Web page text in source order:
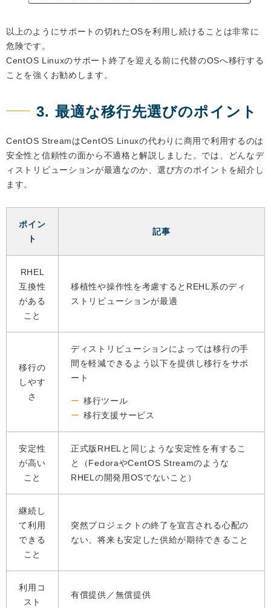
以上のようにサポートの切れたOSを利用し続けることは非常に
危険です。
CentOS Linuxのサポート終了を迎える前に代替のOSへ移行する
ことを強くお勧めします。
3. 最適な移行先選びのポイント
CentOS StreamはCentOS Linuxの代わりに商用で利用するのは
安全性と信頼性の面から不適格と解説しました。では、どんなデ
ィストリビューションが最適なのか、選び方のポイントを紹介し
ます。
ポイン
ト
記事
RHEL
互換性
がある
こと
移植性や操作性を考慮するとREHL系のディ
ストリビューションが最適
移行の
しやす
さ
ディストリビューションによっては移行の手
間を軽減できるよう以下を提供し移行をサポ
ート
移行ツール
移行支援サービス
安定性
が高い
こと
正式版RHELと同じような安定性を有するこ
と（FedoraやCentOS Streamのような
RHELの開発用OSでないこと）
継続し
て利用
できる
こと
突然プロジェクトの終了を宣言される心配の
ない、将来も安定した供給が期待できること
利用コ
スト
有償提供／無償提供